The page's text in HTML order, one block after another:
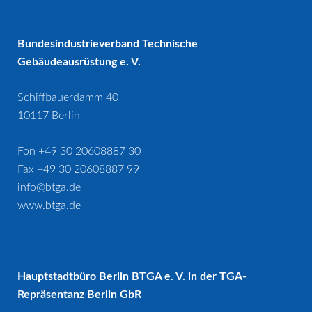
Bundesindustrieverband Technische
Gebäudeausrüstung e. V.
Schiffbauerdamm 40
10117 Berlin
Fon +49 30 20608887 30
Fax +49 30 20608887 99
info@btga.de
www.btga.de
Hauptstadtbüro Berlin BTGA e. V. in der TGA-
Repräsentanz Berlin GbR